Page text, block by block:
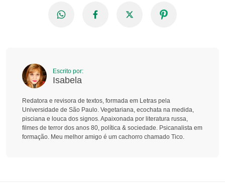
Escrito por:
Isabela
Redatora e revisora de textos, formada em Letras pela
Universidade de São Paulo. Vegetariana, ecochata na medida,
pisciana e louca dos signos. Apaixonada por literatura russa,
filmes de terror dos anos 80, política & sociedade. Psicanalista em
formação. Meu melhor amigo é um cachorro chamado Tico.